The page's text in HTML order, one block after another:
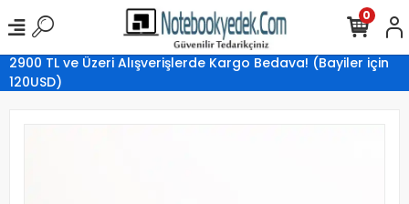
2900 TL ve Üzeri Alışverişlerde Kargo Bedava! (Bayiler için
120USD)
0